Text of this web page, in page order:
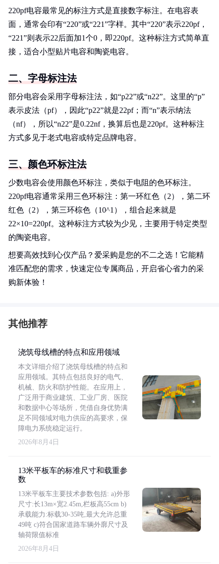
220pf电容最常见的标注方式是直接数字标注。在电容表
面，通常会印有“220”或“221”字样。其中“220”表示220pf，
“221”则表示22后面加1个0，即220pf。这种标注方式简单直
接，适合小型贴片电容和陶瓷电容。
二、字母标注法
部分电容会采用字母标注法，如“p22”或“n22”。这里的“p”
表示皮法（pf），因此“p22”就是22pf；而“n”表示纳法
（nf），所以“n22”是0.22nf，换算后也是220pf。这种标注
方式多见于老式电容或特定品牌电容。
三、颜色环标注法
少数电容会使用颜色环标注，类似于电阻的色环标注。
220pf电容通常采用三色环标注：第一环红色（2），第二环
红色（2），第三环棕色（10^1），组合起来就是
22×10=220pf。这种标注方式较为少见，主要用于特定类型
的陶瓷电容。
想要高效找到心仪产品？爱采购是您的不二之选！它能精
准匹配您的需求，快速定位专属商品，开启省心省力的采
购新体验！
其他推荐
浇筑母线槽的特点和应用领域
本文详细介绍了浇筑母线槽的特点和
应用领域。其特点包括良好的电气、
机械、防火和防护性能。在应用上，
广泛用于商业建筑、工业厂房、医院
和数据中心等场所，凭借自身优势满
足不同领域对电力供应的高要求，保
障电力系统稳定运行。
2026年8月4日
13米平板车的标准尺寸和载重参
数
13米平板车主要技术参数包括: a)外形
尺寸:长13m×宽2.45m,栏板高55cm b)
承载能力:标载30-35吨,最大允许总重
49吨 c)符合国家道路车辆外廓尺寸及
轴荷限值标准
2026年8月4日